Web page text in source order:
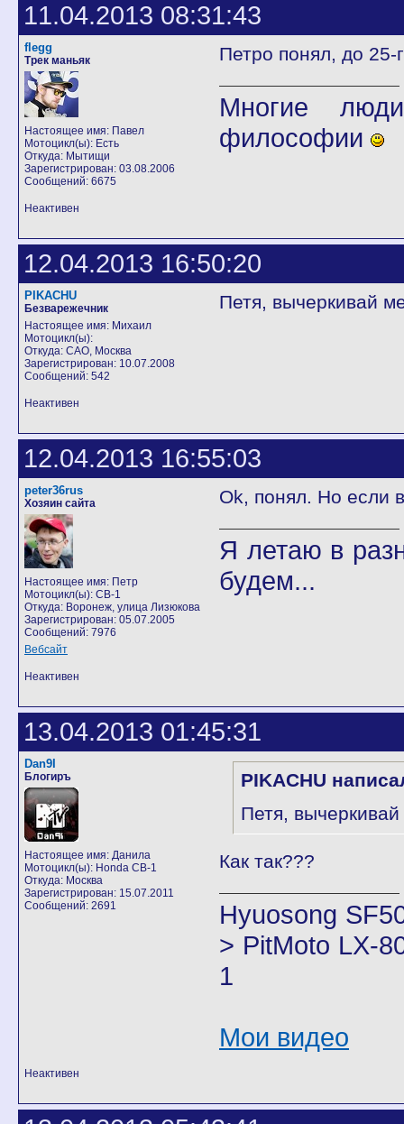
11.04.2013 08:31:43
flegg
Трек маньяк
Настоящее имя: Павел
Мотоцикл(ы): Есть
Откуда: Мытищи
Зарегистрирован: 03.08.2006
Сообщений: 6675
Петро понял, до 25-
Многие
философии
Неактивен
12.04.2013 16:50:20
PIKACHU
Безварежечник
Настоящее имя: Михаил
Мотоцикл(ы):
Откуда: САО, Москва
Зарегистрирован: 10.07.2008
Сообщений: 542
Петя, вычеркивай
Неактивен
12.04.2013 16:55:03
peter36rus
Хозяин сайта
Настоящее имя: Петр
Мотоцикл(ы): CB-1
Откуда: Воронеж, улица Лизюкова
Зарегистрирован: 05.07.2005
Сообщений: 7976
Вебсайт
Ok, понял. Но если
Я летаю в
будем...
Неактивен
13.04.2013 01:45:31
Dan9I
Блогиръ
Настоящее имя: Данила
Мотоцикл(ы): Honda CB-1
Откуда: Москва
Зарегистрирован: 15.07.2011
Сообщений: 2691
PIKACHU
Петя,
Как так???
Hyuosong
> PitMoto LX-
1
Мои видео
Неактивен